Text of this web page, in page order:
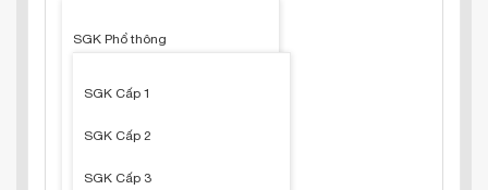
SGK Phổ thông
SGK Cấp 1
SGK Cấp 2
SGK Cấp 3